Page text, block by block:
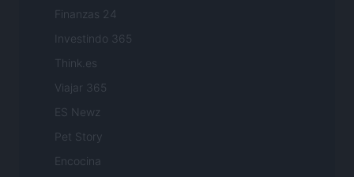
Finanzas 24
Investindo 365
Think.es
Viajar 365
ES Newz
Pet Story
Encocina